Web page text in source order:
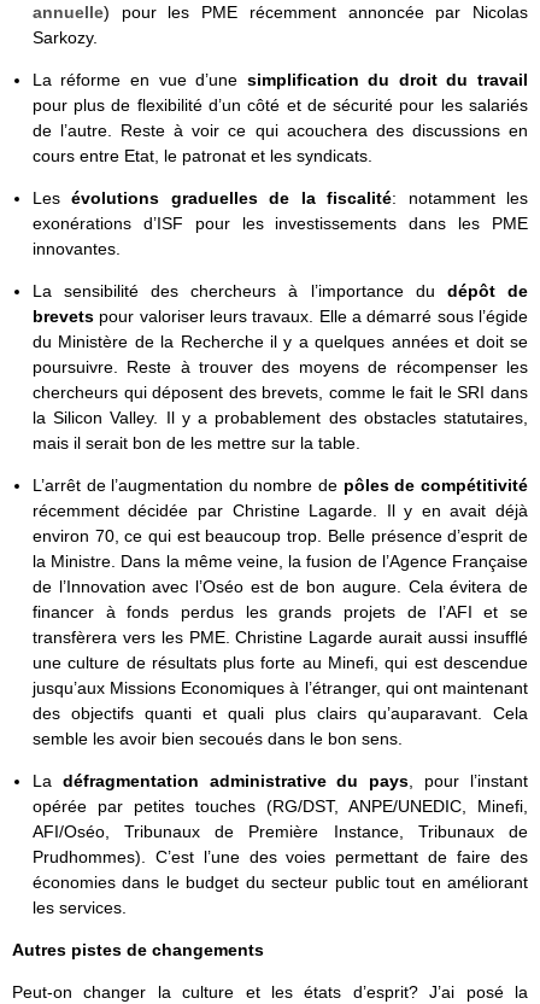
annuelle) pour les PME récemment annoncée par Nicolas
Sarkozy.
La réforme en vue d’une simplification du droit du travail
pour plus de flexibilité d’un côté et de sécurité pour les salariés
de l’autre. Reste à voir ce qui acouchera des discussions en
cours entre Etat, le patronat et les syndicats.
Lesévolutions graduelles de la fiscalité: notamment les
exonérations d’ISF pour les investissements dans les PME
innovantes.
La sensibilité des chercheurs à l’importance du dépôt de
brevets pour valoriser leurs travaux. Elle a démarré sous l’égide
du Ministère de la Recherche il y a quelques années et doit se
poursuivre. Reste à trouver des moyens de récompenser les
chercheurs qui déposent des brevets, comme le fait le SRI dans
la Silicon Valley. Il y a probablement des obstacles statutaires,
mais il serait bon de les mettre sur la table.
L’arrêt de l’augmentation du nombre de pôles de compétitivité
récemment décidée par Christine Lagarde. Il y en avait déjà
environ 70, ce qui est beaucoup trop. Belle présence d’esprit de
la Ministre. Dans la même veine, la fusion de l’Agence Française
de l’Innovation avec l’Oséo est de bon augure. Cela évitera de
financer à fonds perdus les grands projets de l’AFI et se
transfèrera vers les PME. Christine Lagarde aurait aussi insufflé
une culture de résultats plus forte au Minefi, qui est descendue
jusqu’aux Missions Economiques à l’étranger, qui ont maintenant
des objectifs quanti et quali plus clairs qu’auparavant. Cela
semble les avoir bien secoués dans le bon sens.
La défragmentation administrative du pays , pour l’instant
opérée par petites touches (RG/DST, ANPE/UNEDIC, Minefi,
AFI/Oséo, Tribunaux de Première Instance, Tribunaux de
Prudhommes). C’est l’une des voies permettant de faire des
économies dans le budget du secteur public tout en améliorant
les services.
Autres pistes de changements
Peut-on changer la culture et les états d’esprit? J’ai posé la